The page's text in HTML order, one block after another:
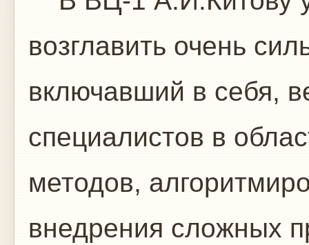
возглавить очень
включавший в себя,
специалистов в
методов,
внедрения сложных